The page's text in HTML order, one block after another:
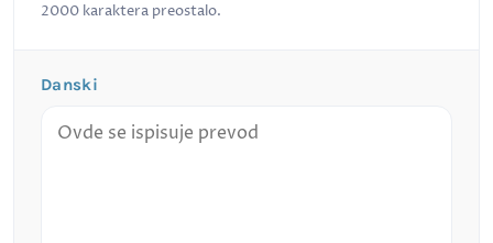
2000 karaktera preostalo.
Danski